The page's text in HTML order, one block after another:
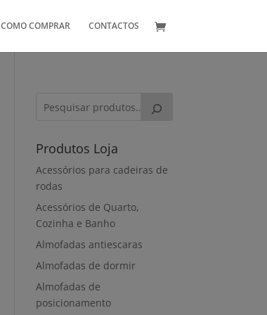
COMO COMPRAR CONTACTOS
Produtos Loja
Acessórios para cadeiras de
rodas
Acessórios de Quarto,
Cozinha e Banho
Almofadas antiescaras
Almofadas de dormir
Almofadas de
posicionamento